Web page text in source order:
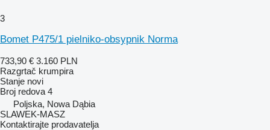
3
Bomet P475/1 pielniko-obsypnik Norma
733,90 € 3.160 PLN
Razgrtač krumpira
Stanje novi
Broj redova 4
Poljska, Nowa Dąbia
SLAWEK-MASZ
Kontaktirajte prodavatelja